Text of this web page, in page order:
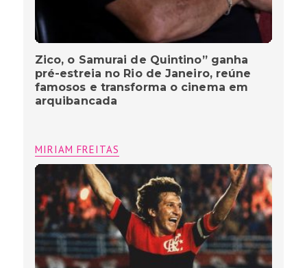
Zico, o Samurai de Quintino” ganha
pré-estreia no Rio de Janeiro, reúne
famosos e transforma o cinema em
arquibancada
MIRIAM FREITAS